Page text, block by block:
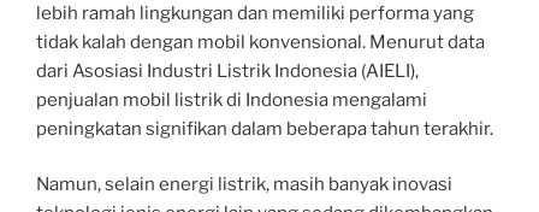
lebih ramah lingkungan dan memiliki performa yang
tidak kalah dengan mobil konvensional. Menurut data
dari Asosiasi Industri Listrik Indonesia (AIELI),
penjualan mobil listrik di Indonesia mengalami
peningkatan signifikan dalam beberapa tahun terakhir.
Namun, selain energi listrik, masih banyak inovasi